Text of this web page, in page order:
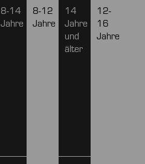
8-14
Jahre
8-12
Jahre
14
Jahre
und
älter
12-
16
Jahre